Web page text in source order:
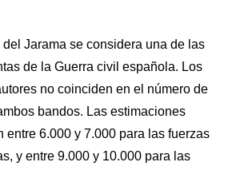
del Jarama se considera una de las
de la Guerra civil española. Los
no coinciden en el número de
bandos. Las estimaciones
entre 6.000 y 7.000 para las fuerzas
y entre 9.000 y 10.000 para las